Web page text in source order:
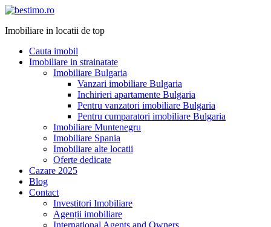
Imobiliare in locatii de top
Cauta imobil
Imobiliare in strainatate
Imobiliare Bulgaria
Vanzari imobiliare Bulgaria
Inchirieri apartamente Bulgaria
Pentru vanzatori imobiliare Bulgaria
Pentru cumparatori imobiliare Bulgaria
Imobiliare Muntenegru
Imobiliare Spania
Imobiliare alte locatii
Oferte dedicate
Cazare 2025
Blog
Contact
Investitori Imobiliare
Agenții imobiliare
International Agents and Owners